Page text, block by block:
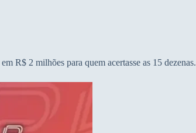
R$ 2 milhões para quem acertasse as 15 dezenas.